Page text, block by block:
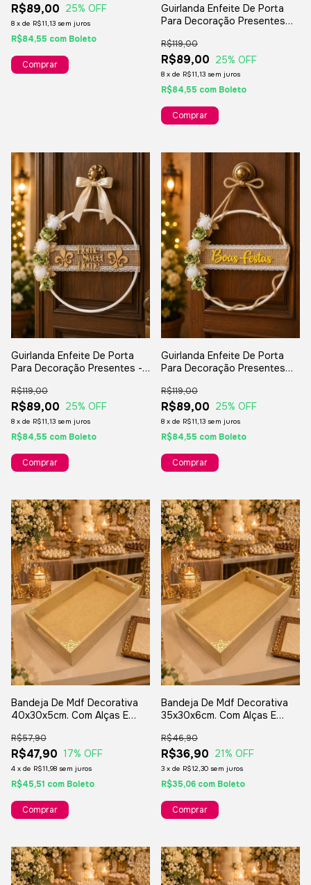
R$89,00 25% OFF
8 x de R$11,13 sem juros
R$84,55 com Boleto
Guirlanda Enfeite De Porta
Para Decoração Presentes
Gratidão
R$89,00
R$119,00
25% OFF
8 x de R$11,13 sem juros
R$84,55 com Boleto
Guirlanda Enfeite De Porta
Para Decoração Presentes -
R$89,00
R$119,00
25% OFF
8 x de R$11,13 sem juros
R$84,55 com Boleto
Guirlanda Enfeite De Porta
Para Decoração Presentes
Festas
R$89,00
R$119,00
25% OFF
8 x de R$11,13 sem juros
R$84,55 com Boleto
Bandeja De Mdf Decorativa
40x30x5cm. Com Alças E
R$47,90
R$57,90
17% OFF
4 x de R$11,98 sem juros
R$45,51 com Boleto
Comprar
Bandeja De Mdf Decorativa
35x30x6cm. Com Alças E
R$36,90
R$46,90
21% OFF
3 x de R$12,30 sem juros
R$35,06 com Boleto
Comprar